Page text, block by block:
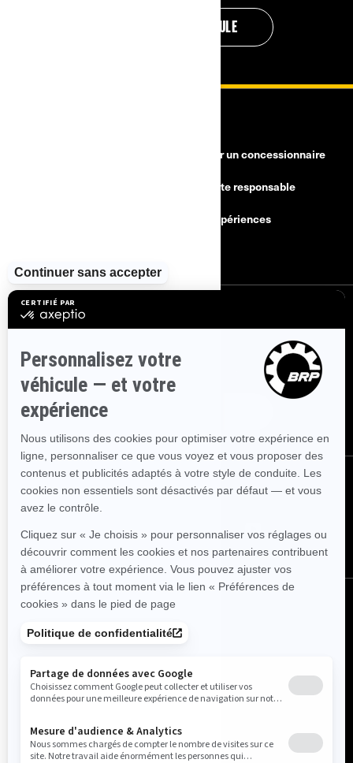
ÉVALUEZ MON VÉHICULE
Devenir un concessionnaire
Conduite responsable
BRP Expériences
Inscrivez-vous à nos courriels. Recevez les dernières nouvelles, les
événements et les offres.
SUIVEZ NOUS